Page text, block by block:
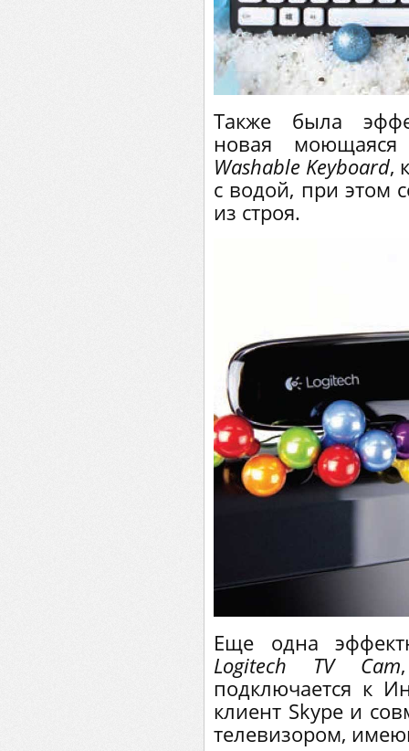
Также была
новая
Washable Keyboard,
с водой, при этом
из строя.
Еще одна
Logitech TV Cam
подключается к
клиент Skype и
телевизором,